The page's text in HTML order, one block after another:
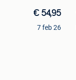
€ 54,95
7 feb 26